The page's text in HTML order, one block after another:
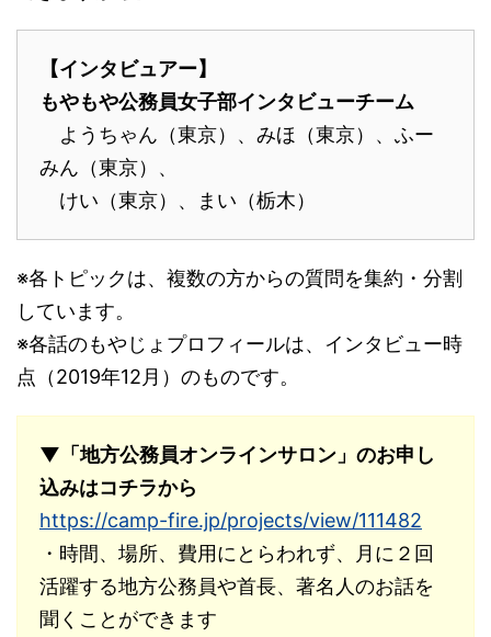
【インタビュアー】
もやもや公務員女子部インタビューチーム
ようちゃん（東京）、みほ（東京）、ふー
みん（東京）、
けい（東京）、まい（栃木）
※各トピックは、複数の方からの質問を集約・分割
しています。
※各話のもやじょプロフィールは、インタビュー時
点（2019年12月）のものです。
▼「地方公務員オンラインサロン」のお申し
込みはコチラから
https://camp-fire.jp/projects/view/111482
・時間、場所、費用にとらわれず、月に２回
活躍する地方公務員や首長、著名人のお話を
聞くことができます